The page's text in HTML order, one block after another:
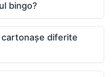
bingo?
diferite